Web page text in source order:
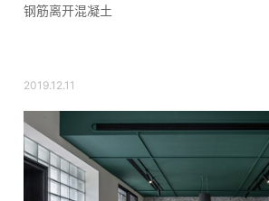
钢筋离开混凝土
2019.12.11